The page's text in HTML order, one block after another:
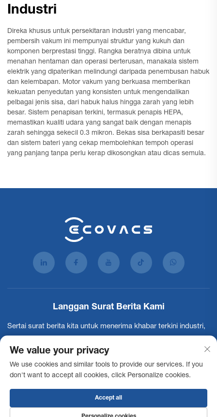
Industri
Direka khusus untuk persekitaran industri yang mencabar,
pembersih vakum ini mempunyai struktur yang kukuh dan
komponen berprestasi tinggi. Rangka beratnya dibina untuk
menahan hentaman dan operasi berterusan, manakala sistem
elektrik yang dipaterikan melindungi daripada penembusan habuk
dan kelembapan. Motor vakum yang berkuasa memberikan
kekuatan penyedutan yang konsisten untuk mengendalikan
pelbagai jenis sisa, dari habuk halus hingga zarah yang lebih
besar. Sistem penapisan terkini, termasuk penapis HEPA,
memastikan kualiti udara yang sangat baik dengan menapis
zarah sehingga sekecil 0.3 mikron. Bekas sisa berkapasiti besar
dan sistem bateri yang cekap membolehkan tempoh operasi
yang panjang tanpa perlu kerap dikosongkan atau dicas semula.
Langgan Surat Berita Kami
Sertai surat berita kita untuk menerima khabar terkini industri,
Langgan
We value your privacy
We use cookies and similar tools to provide our services. If you
don't want to accept all cookies, click Personalize cookies.
Accept all